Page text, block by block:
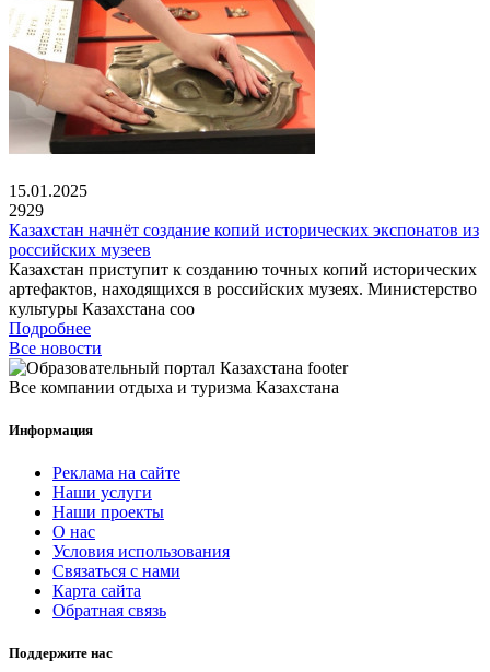
15.01.2025
2929
Казахстан начнёт создание копий исторических экспонатов из
российских музеев
Казахстан приступит к созданию точных копий исторических
артефактов, находящихся в российских музеях. Министерство
культуры Казахстана соо
Подробнее
Все новости
Все компании отдыха и туризма Казахстана
Информация
Реклама на сайте
Наши услуги
Наши проекты
О нас
Условия использования
Связаться с нами
Карта сайта
Обратная связь
Поддержите нас